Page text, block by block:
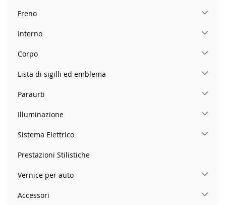
Freno
Interno
Corpo
Lista di sigilli ed emblema
Paraurti
Illuminazione
Sistema Elettrico
Prestazioni Stilistiche
Vernice per auto
Accessori